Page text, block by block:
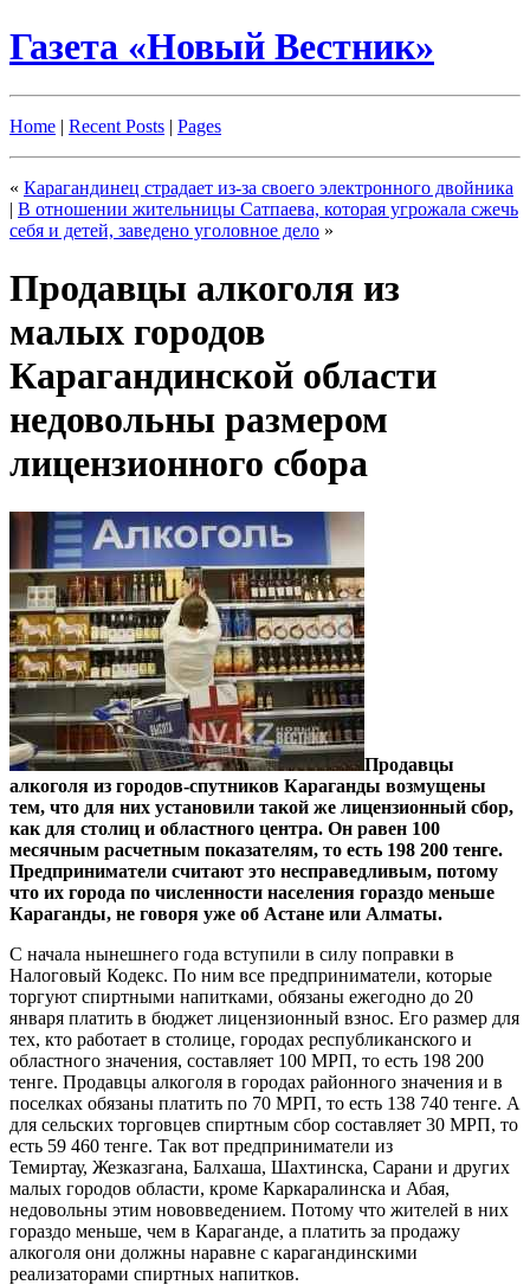
Газета «Новый Вестник»
Home | Recent Posts | Pages
« Карагандинец страдает из-за своего электронного двойника
| В отношении жительницы Сатпаева, которая угрожала сжечь
себя и детей, заведено уголовное дело »
Продавцы алкоголя из
малых городов
Карагандинской области
недовольны размером
лицензионного сбора
Продавцы
алкоголя из городов-спутников Караганды возмущены
тем, что для них установили такой же лицензионный сбор,
как для столиц и областного центра. Он равен 100
месячным расчетным показателям, то есть 198 200 тенге.
Предприниматели считают это несправедливым, потому
что их города по численности населения гораздо меньше
Караганды, не говоря уже об Астане или Алматы.
С начала нынешнего года вступили в силу поправки в
Налоговый Кодекс. По ним все предприниматели, которые
торгуют спиртными напитками, обязаны ежегодно до 20
января платить в бюджет лицензионный взнос. Его размер для
тех, кто работает в столице, городах республиканского и
областного значения, составляет 100 МРП, то есть 198 200
тенге. Продавцы алкоголя в городах районного значения и в
поселках обязаны платить по 70 МРП, то есть 138 740 тенге. А
для сельских торговцев спиртным сбор составляет 30 МРП, то
есть 59 460 тенге. Так вот предприниматели из
Темиртау, Жезказгана, Балхаша, Шахтинска, Сарани и других
малых городов области, кроме Каркаралинска и Абая,
недовольны этим нововведением. Потому что жителей в них
гораздо меньше, чем в Караганде, а платить за продажу
алкоголя они должны наравне с карагандинскими
реализаторами спиртных напитков.